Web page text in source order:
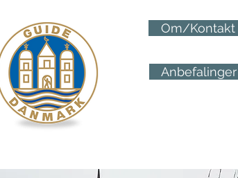
Om/Kontakt
Anbefalinger